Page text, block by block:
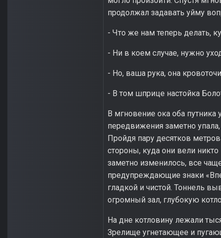
продолжал задавать уйму
- Что же нам теперь делать,
- Ни в коем случае, нужно
- Но, ваша рука, она
- В том шприце настойка
В мгновение ока оба путника
передвижения заметно
Пройдя пару десятков
стороны, куда они вели никто
заметно изменилось, все
предупреждающие знаки
гладкой и чистой. Тоннель
огромный зал, глубокую
На дне котловину лежали
Зрелище угнетающее и